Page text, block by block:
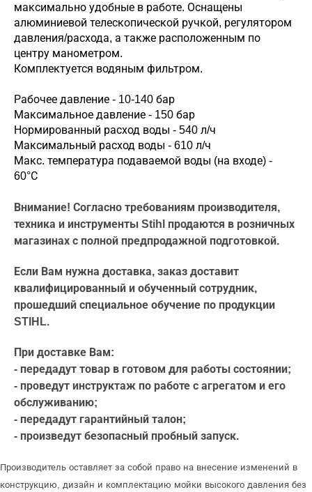
максимально удобные в работе. Оснащены
алюминиевой телескопической ручкой, регулятором
давления/расхода, а также расположенным по
центру манометром.
Комплектуется водяным фильтром.
Рабочее давление - 10-140 бар
Максимальное давление - 150 бар
Нормированный расход воды - 540 л/ч
Максимальный расход воды - 610 л/ч
Макс. температура подаваемой воды (на входе) -
60°С
Внимание! Согласно требованиям производителя,
техника и инструменты Stihl продаются в розничных
магазинах с полной предпродажной подготовкой.
Если Вам нужна доставка, заказ доставит
квалифицированный и обученный сотрудник,
прошедший специальное обучение по продукции
STIHL.
При доставке Вам:
- передадут товар в готовом для работы состоянии;
- проведут инструктаж по работе с агрегатом и его
обслуживанию;
- передадут гарантийный талон;
- произведут безопасный пробный запуск.
Производитель оставляет за собой право на внесение изменений в
конструкцию, дизайн и комплектацию мойки высокого давления без